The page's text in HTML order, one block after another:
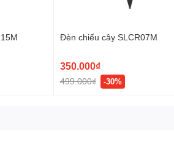
Đèn chiếu cây SLCR07M
350.000₫
499.000₫ -30%